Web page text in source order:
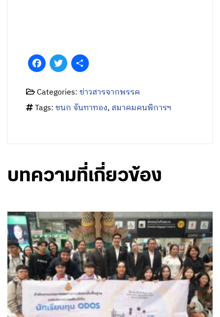
Tags:ชนก จันทาทอง
August 9, 2026 - 11:09 โดย พรรคเพื่อไทย